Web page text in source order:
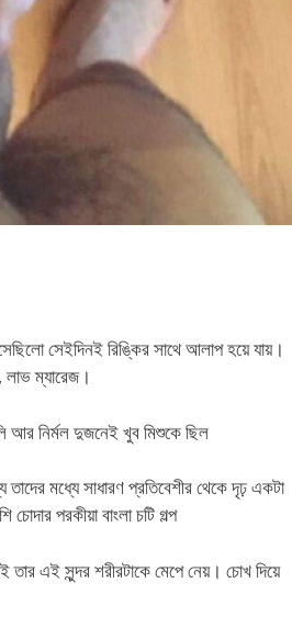
সেইদিনই রিঙ্কির সাথে আলাপ হয়ে যায়।
লাভ ম্যারেজ।
আর নির্মল দুজনেই খুব মিশুকে ছিল
মধ্যে সাধারণ প্রতিবেশীর থেকে দৃঢ় একটা
পরকীয়া বাংলা চটি গল্প
তার এই সুন্দর শরীরটাকে মেপে নেয়। চোখ দিয়ে